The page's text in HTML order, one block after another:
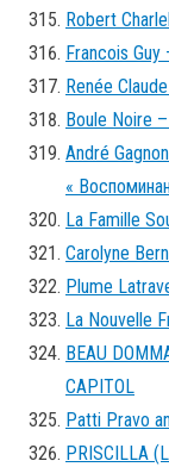
Robert
Francois
Renée
Boule Noire
André
«
La Famille
Carolyne
Plume
La Nouvelle
BEAU
CAPITOL
Patti Pravo
PRISCILLA